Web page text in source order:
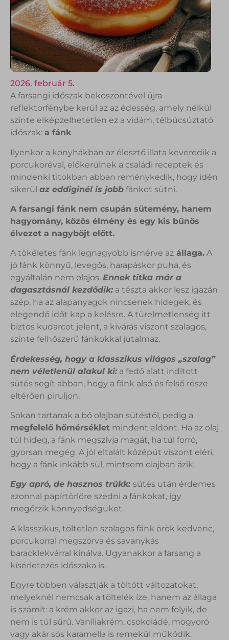
2026. február 5.
A farsangi időszak beköszöntével újra
reflektorfénybe kerül az az édesség, amely nélkül
szinte elképzelhetetlen ez a vidám, télbúcsúztató
időszak: a fánk.
Ilyenkor a konyhákban az élesztő illata keveredik a
porcukoréval, előkerülnek a családi receptek és
mindenki titokban abban reménykedik, hogy idén
sikerül az eddiginél is jobb fánkot sütni.
A farsangi fánk nem csupán sütemény, hanem
hagyomány, közös élmény és egy kis bűnös
élvezet a nagyböjt előtt.
A tökéletes fánk legnagyobb ismérve az állaga. A
jó fánk könnyű, levegős, harapáskor puha, és
egyáltalán nem olajos. Ennek titka már a
dagasztásnál kezdődik: a tészta akkor lesz igazán
szép, ha az alapanyagok nincsenek hidegek, és
elegendő időt kap a kelésre. A türelmetlenség itt
biztos kudarcot jelent, a kivárás viszont szalagos,
szinte felhőszerű fánkokkal jutalmaz.
Érdekesség, hogy a klasszikus világos „szalag”
nem véletlenül alakul ki: a fedő alatt indított
sütés segít abban, hogy a fánk alsó és felső része
eltérően piruljon.
Sokan tartanak a bő olajban sütéstől, pedig a
megfelelő hőmérséklet mindent eldönt. Ha az olaj
túl hideg, a fánk megszívja magát, ha túl forró,
gyorsan megég. A jól eltalált középút viszont eléri,
hogy a fánk inkább sül, mintsem olajban ázik.
Egy apró, de hasznos trükk: sütés után érdemes
azonnal papírtörlőre szedni a fánkokat, így
megőrzik könnyedségüket.
A klasszikus, töltetlen szalagos fánk örök kedvenc,
porcukorral megszórva és savanykás
baracklekvárral kínálva. Ugyanakkor a farsang a
kísérletezés időszaka is.
Egyre többen választják a töltött változatokat,
melyeknél nemcsak a töltelék íze, hanem az állaga
is számít: a krém akkor az igazi, ha nem folyik, de
nem is túl sűrű. Vaníliakrém, csokoládé, mogyoró
vagy akár sós karamella is remekül működik.